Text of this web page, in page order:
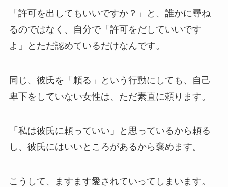
「許可を出してもいいですか？」と、誰かに尋ね
るのではなく、自分で「許可をだしていいです
よ」とただ認めているだけなんです。
同じ、彼氏を「頼る」という行動にしても、自己
卑下をしていない女性は、ただ素直に頼ります。
「私は彼氏に頼っていい」と思っているから頼る
し、彼氏にはいいところがあるから褒めます。
こうして、ますます愛されていってしまいます。